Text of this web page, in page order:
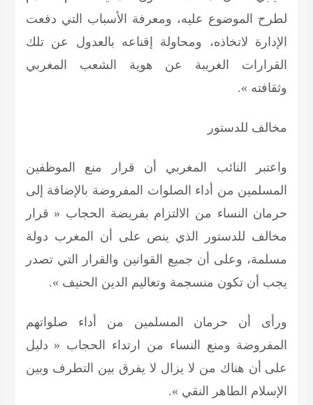
لطرح الموضوع عليه، ومعرفة الأسباب التي دفعت
الإدارة لاتخاذه، ومحاولة إقناعه بالعدول عن تلك
القرارات الغريبة عن هوية الشعب المغربي
وثقافته ».
مخالف للدستور
واعتبر النائب المغربي أن قرار منع الموظفين
المسلمين من أداء الصلوات المفروضة بالإضافة إلى
حرمان النساء من الالتزام بفريضة الحجاب « قرار
مخالف للدستور الذي ينص على أن المغرب دولة
مسلمة، وعلى أن جميع القوانين والقرار التي تصدر
يجب أن تكون منسجمة وتعاليم الدين الحنيف ».
ورأى أن حرمان المسلمين من أداء صلواتهم
المفروضة ومنع النساء من ارتداء الحجاب « دليل
على أن هناك من لا يزال لا يفرق بين التطرف وبين
الإسلام الطاهر النقي ».